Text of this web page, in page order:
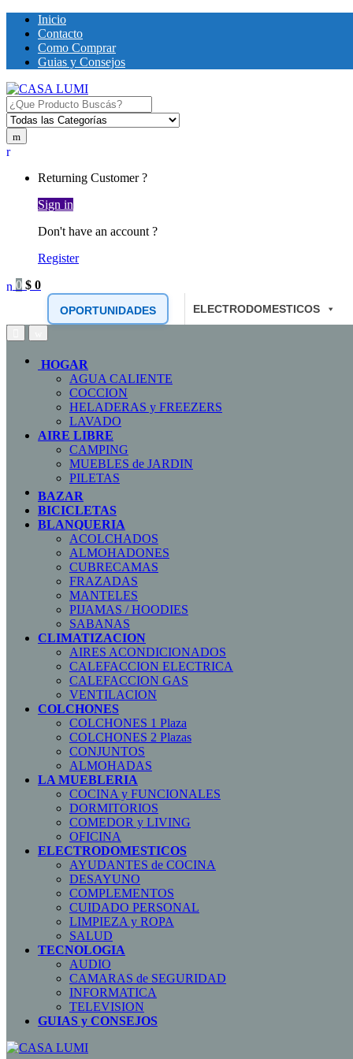
Inicio
Contacto
Como Comprar
Guias y Consejos
Search for:
Returning Customer ?
Sign in
Don't have an account ?
Register
0 $ 0
OPORTUNIDADES ELECTRODOMESTICOS
HOGAR
AGUA CALIENTE
COCCION
HELADERAS y FREEZERS
LAVADO
AIRE LIBRE
CAMPING
MUEBLES de JARDIN
PILETAS
BAZAR
BICICLETAS
BLANQUERIA
ACOLCHADOS
ALMOHADONES
CUBRECAMAS
FRAZADAS
MANTELES
PIJAMAS / HOODIES
SABANAS
CLIMATIZACION
AIRES ACONDICIONADOS
CALEFACCION ELECTRICA
CALEFACCION GAS
VENTILACION
COLCHONES
COLCHONES 1 Plaza
COLCHONES 2 Plazas
CONJUNTOS
ALMOHADAS
LA MUEBLERIA
COCINA y FUNCIONALES
DORMITORIOS
COMEDOR y LIVING
OFICINA
ELECTRODOMESTICOS
AYUDANTES de COCINA
DESAYUNO
COMPLEMENTOS
CUIDADO PERSONAL
LIMPIEZA y ROPA
SALUD
TECNOLOGIA
AUDIO
CAMARAS de SEGURIDAD
INFORMATICA
TELEVISION
GUIAS y CONSEJOS